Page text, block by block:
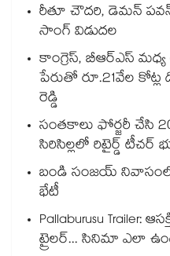
రీతూ చౌదరి, డెమన్
సాంగ్ విడుదల
కాంగ్రెస్, బీఆర్ఎస్
పేరుతో రూ.21వేల
రెడ్డి
సంతకాలు ఫోర్జరీ చేసి
సిరిసిల్లలో రిటైర్డ్ టీచర్
బండి సంజయ్ నివాసంలో
భేటీ
Pallaburusu Trailer:
ట్రైలర్... సినిమా ఎలా